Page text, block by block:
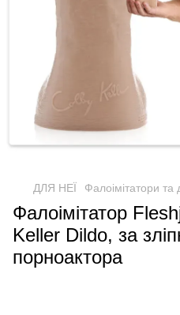
ДЛЯ НЕЇ Фалоімітатори та
Фалоімітатор
Keller Dildo, за
порноактора